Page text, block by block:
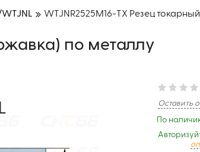
WTJNR2525M16-TX Резец
по металлу
Оставить
По